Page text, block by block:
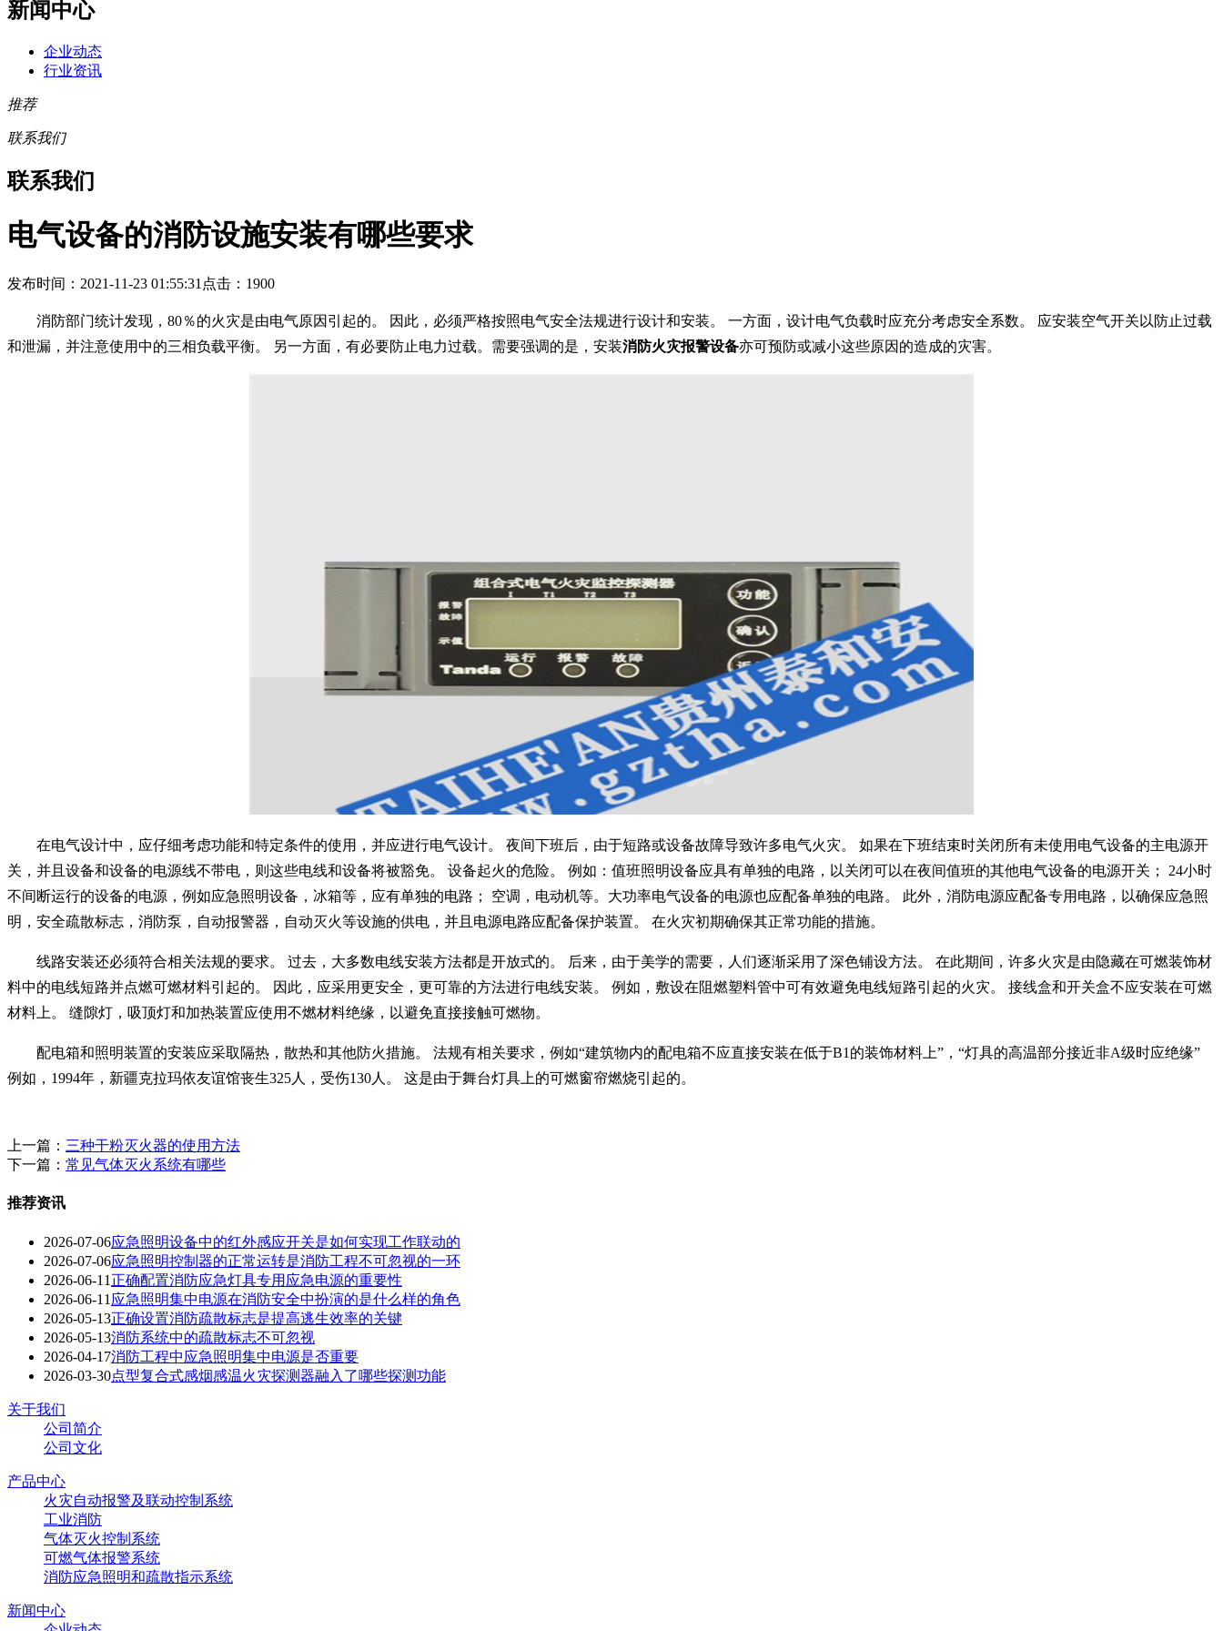
新闻中心
企业动态
行业资讯
推荐
联系我们
联系我们
电气设备的消防设施安装有哪些要求
发布时间：2021-11-23 01:55:31 点击：1900
消防部门统计发现，80％的火灾是由电气原因引起的。 因此，必须严格按照电气安全法规进行设计和安装。 一方面，设计电气负载时应充分考虑安全系数。 应安装空气开关以防止过载
和泄漏，并注意使用中的三相负载平衡。 另一方面，有必要防止电力过载。需要强调的是，安装消防火灾报警设备亦可预防或减小这些原因的造成的灾害。
在电气设计中，应仔细考虑功能和特定条件的使用，并应进行电气设计。 夜间下班后，由于短路或设备故障导致许多电气火灾。 如果在下班结束时关闭所有未使用电气设备的主电源开
关，并且设备和设备的电源线不带电，则这些电线和设备将被豁免。 设备起火的危险。 例如：值班照明设备应具有单独的电路，以关闭可以在夜间值班的其他电气设备的电源开关； 24小时
不间断运行的设备的电源，例如应急照明设备，冰箱等，应有单独的电路； 空调，电动机等。大功率电气设备的电源也应配备单独的电路。 此外，消防电源应配备专用电路，以确保应急照
明，安全疏散标志，消防泵，自动报警器，自动灭火等设施的供电，并且电源电路应配备保护装置。 在火灾初期确保其正常功能的措施。
线路安装还必须符合相关法规的要求。 过去，大多数电线安装方法都是开放式的。 后来，由于美学的需要，人们逐渐采用了深色铺设方法。 在此期间，许多火灾是由隐藏在可燃装饰材
料中的电线短路并点燃可燃材料引起的。 因此，应采用更安全，更可靠的方法进行电线安装。 例如，敷设在阻燃塑料管中可有效避免电线短路引起的火灾。 接线盒和开关盒不应安装在可燃
材料上。 缝隙灯，吸顶灯和加热装置应使用不燃材料绝缘，以避免直接接触可燃物。
配电箱和照明装置的安装应采取隔热，散热和其他防火措施。 法规有相关要求，例如“建筑物内的配电箱不应直接安装在低于B1的装饰材料上”，“灯具的高温部分接近非A级时应绝缘”
例如，1994年，新疆克拉玛依友谊馆丧生325人，受伤130人。 这是由于舞台灯具上的可燃窗帘燃烧引起的。
上一篇： 三种干粉灭火器的使用方法
下一篇： 常见气体灭火系统有哪些
推荐资讯
2026-07-06应急照明设备中的红外感应开关是如何实现工作联动的
2026-07-06应急照明控制器的正常运转是消防工程不可忽视的一环
2026-06-11 正确配置消防应急灯具专用应急电源的重要性
2026-06-11 应急照明集中电源在消防安全中扮演的是什么样的角色
2026-05-13正确设置消防疏散标志是提高逃生效率的关键
2026-05-13消防系统中的疏散标志不可忽视
2026-04-17消防工程中应急照明集中电源是否重要
2026-03-30点型复合式感烟感温火灾探测器融入了哪些探测功能
关于我们
公司简介
公司文化
产品中心
火灾自动报警及联动控制系统
工业消防
气体灭火控制系统
可燃气体报警系统
消防应急照明和疏散指示系统
新闻中心